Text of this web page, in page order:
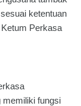
ketentuan
Perkasa
memiliki fungsi